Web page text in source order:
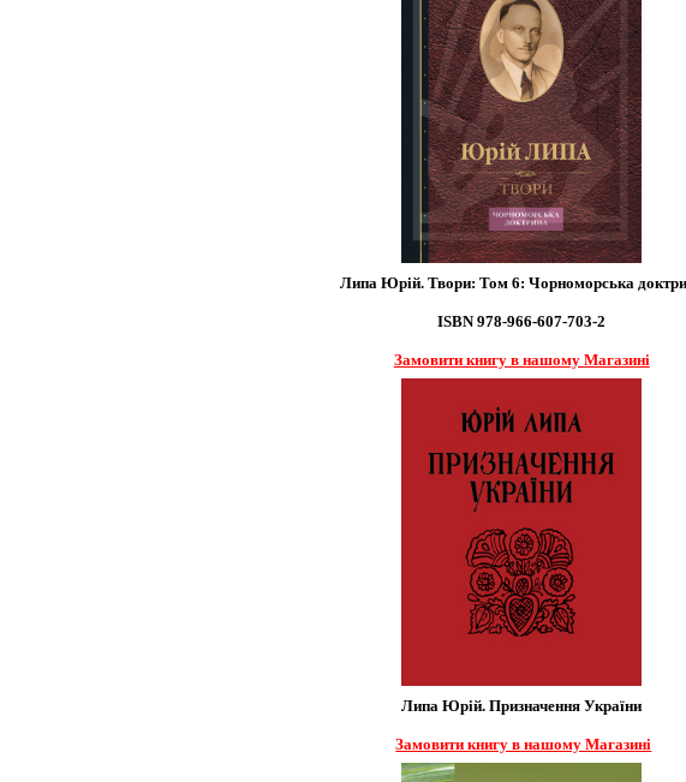
Липа Юрій. Твори: Том 6: Чорноморська
ISBN 978-966-607-703-2
Замовити книгу в нашому Магазині
Липа Юрій. Призначення України
Замовити книгу в нашому Магазині